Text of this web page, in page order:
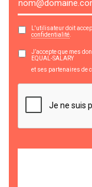
L'utilisateur doit
confidentialité
J’accepte que mes
EQUAL-SALARY
et ses partenaires de